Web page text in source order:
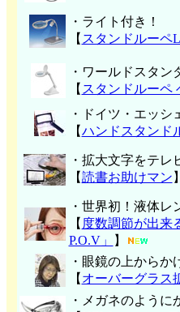
・ライト付き！
【 スタンドルーペ
・ワールドスタン
【 スタンドルーペ
・ドイツ・エッ
【ハンド スタンド
・拡大文字をテレ
【読書お助けマン 】
・世界初！液体レ
【 度数調節が出来
P.O.V」
】
・眼鏡の上からか
【 オーバーグラス
・メガネのように